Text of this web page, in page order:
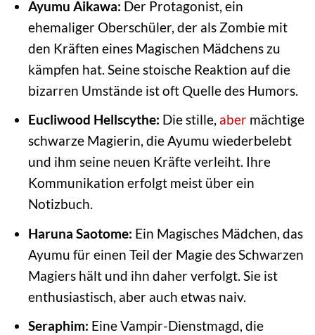
Ayumu Aikawa: Der Protagonist, ein
ehemaliger Oberschüler, der als Zombie mit
den Kräften eines Magischen Mädchens zu
kämpfen hat. Seine stoische Reaktion auf die
bizarren Umstände ist oft Quelle des Humors.
Eucliwood Hellscythe: Die stille, abermächtige
schwarze Magierin, die Ayumu wiederbelebt
und ihm seine neuen Kräfte verleiht. Ihre
Kommunikation erfolgt meist über ein
Notizbuch.
Haruna Saotome: Ein Magisches Mädchen, das
Ayumu für einen Teil der Magie des Schwarzen
Magiers hält und ihn daher verfolgt. Sie ist
enthusiastisch, aber auch etwas naiv.
Seraphim: Eine Vampir-Dienstmagd, die